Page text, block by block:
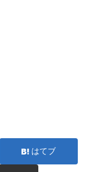
はてブ